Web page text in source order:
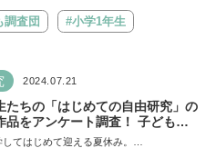
調査団 #小学1年生
2024.07.21
たちの「はじめての自由研究」の
品をアンケート調査！ 子どもた
」や「なぜ」を追求したテーマが
てはじめて迎える夏休み。…